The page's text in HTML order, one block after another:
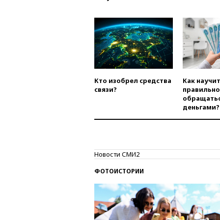
Кто изобрел средства
связи?
Как
правильно
деньгами?
Новости СМИ2
ФОТОИСТОРИИ